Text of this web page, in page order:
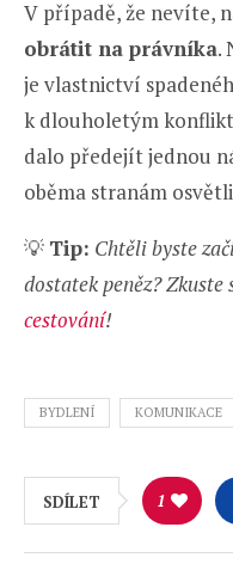
V případě, že nevíte,
obrátit na právníka.
je vlastnictví
k dlouholetým
dalo předejít jednou
oběma stranám
💡 Tip: Chtěli byste
dostatek peněz? Zkuste
cestování!
BYDLENÍ KOMUNIKACE
SDÍLET 1